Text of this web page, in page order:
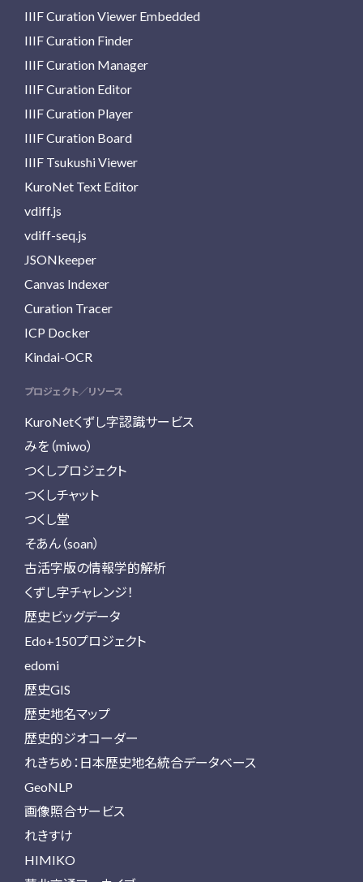
IIIF Curation Viewer Embedded
IIIF Curation Finder
IIIF Curation Manager
IIIF Curation Editor
IIIF Curation Player
IIIF Curation Board
IIIF Tsukushi Viewer
KuroNet Text Editor
vdiff.js
vdiff-seq.js
JSONkeeper
Canvas Indexer
Curation Tracer
ICP Docker
Kindai-OCR
プロジェクト／リソース
KuroNetくずし字認識サービス
みを（miwo）
つくしプロジェクト
つくしチャット
つくし堂
そあん（soan）
古活字版の情報学的解析
くずし字チャレンジ！
歴史ビッグデータ
Edo+150プロジェクト
edomi
歴史GIS
歴史地名マップ
歴史的ジオコーダー
れきちめ：日本歴史地名統合データベース
GeoNLP
画像照合サービス
れきすけ
HIMIKO